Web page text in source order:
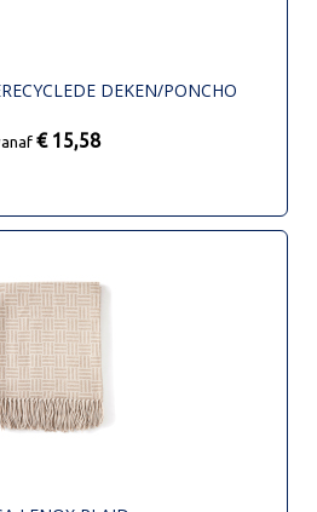
DEKEN/PONCHO
€ 15,58